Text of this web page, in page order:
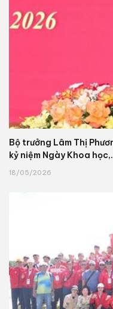
Bộ trưởng Lâm Thị
kỷ niệm Ngày Khoa
18/05/2026